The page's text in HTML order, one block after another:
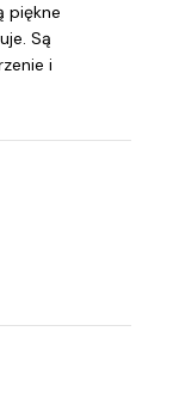
piękne
Są
i